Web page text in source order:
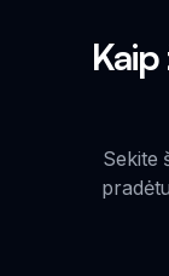
Sekite